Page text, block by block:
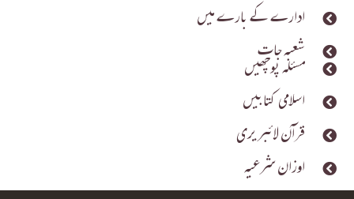
ادارے کے بارے میں
شعبہ جات
مسئلہ پوچھیں
اسلامی کتابیں
قرآن لائبریری
اوزان شرعیہ